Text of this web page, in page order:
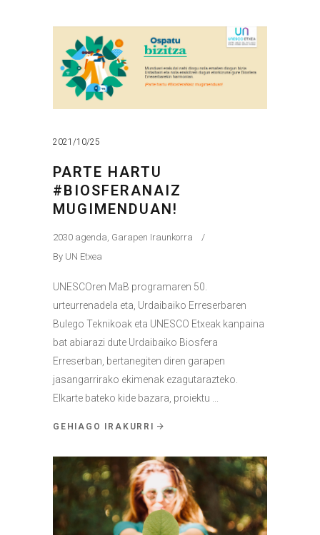
2021/10/25
PARTE HARTU
#BIOSFERANAIZ
MUGIMENDUAN!
2030 agenda Garapen Iraunkorra
By UN Etxea
UNESCOren MaB programaren 50.
urteurrenadela eta, Urdaibaiko Erreserbaren
Bulego Teknikoak eta UNESCO Etxeak kanpaina
bat abiarazi dute Urdaibaiko Biosfera
Erreserban, bertanegiten diren garapen
jasangarrirako ekimenak ezagutarazteko.
Elkarte bateko kide bazara, proiektu
GEHIAGO IRAKURRI